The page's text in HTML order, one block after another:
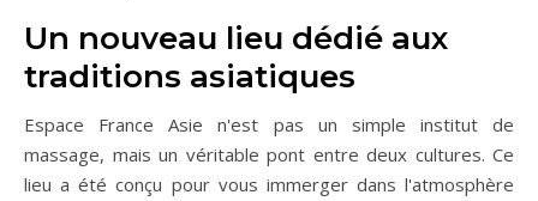
Un nouveau lieu dédié aux
traditions asiatiques
Espace France Asie n'est pas un simple institut de
massage, mais un véritable pont entre deux cultures. Ce
lieu a été conçu pour vous immerger dans l'atmosphère